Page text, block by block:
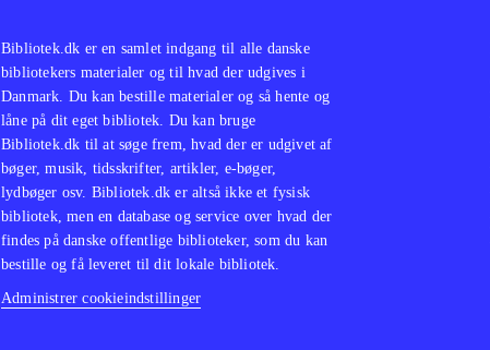
Bibliotek.dk er en samlet indgang til alle danske
bibliotekers materialer og til hvad der udgives i
Danmark. Du kan bestille materialer og så hente og
låne på dit eget bibliotek. Du kan bruge
Bibliotek.dk til at søge frem, hvad der er udgivet af
bøger, musik, tidsskrifter, artikler, e-bøger,
lydbøger osv. Bibliotek.dk er altså ikke et fysisk
bibliotek, men en database og service over hvad der
findes på danske offentlige biblioteker, som du kan
bestille og få leveret til dit lokale bibliotek.
Administrer cookieindstillinger